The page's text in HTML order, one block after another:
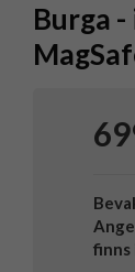
Burga -
finns